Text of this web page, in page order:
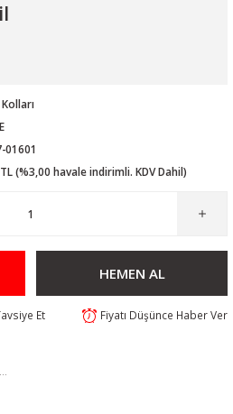
01601
(%3,00 havale indirimli. KDV Dahil)
HEMEN AL
Et
Fiyatı Düşünce Haber Ver